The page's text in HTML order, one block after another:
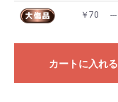
￥70 ---
カートに入れる